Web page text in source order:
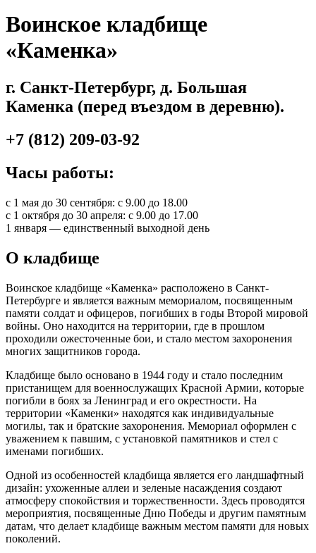
Воинское кладбище
«Каменка»
г. Санкт-Петербург, д. Большая
Каменка (перед въездом в деревню).
+7 (812) 209-03-92
Часы работы:
с 1 мая до 30 сентября: с 9.00 до 18.00
с 1 октября до 30 апреля: с 9.00 до 17.00
1 января — единственный выходной день
О кладбище
Воинское кладбище «Каменка» расположено в Санкт-
Петербурге и является важным мемориалом, посвященным
памяти солдат и офицеров, погибших в годы Второй мировой
войны. Оно находится на территории, где в прошлом
проходили ожесточенные бои, и стало местом захоронения
многих защитников города.
Кладбище было основано в 1944 году и стало последним
пристанищем для военнослужащих Красной Армии, которые
погибли в боях за Ленинград и его окрестности. На
территории «Каменки» находятся как индивидуальные
могилы, так и братские захоронения. Мемориал оформлен с
уважением к павшим, с установкой памятников и стел с
именами погибших.
Одной из особенностей кладбища является его ландшафтный
дизайн: ухоженные аллеи и зеленые насаждения создают
атмосферу спокойствия и торжественности. Здесь проводятся
мероприятия, посвященные Дню Победы и другим памятным
датам, что делает кладбище важным местом памяти для новых
поколений.